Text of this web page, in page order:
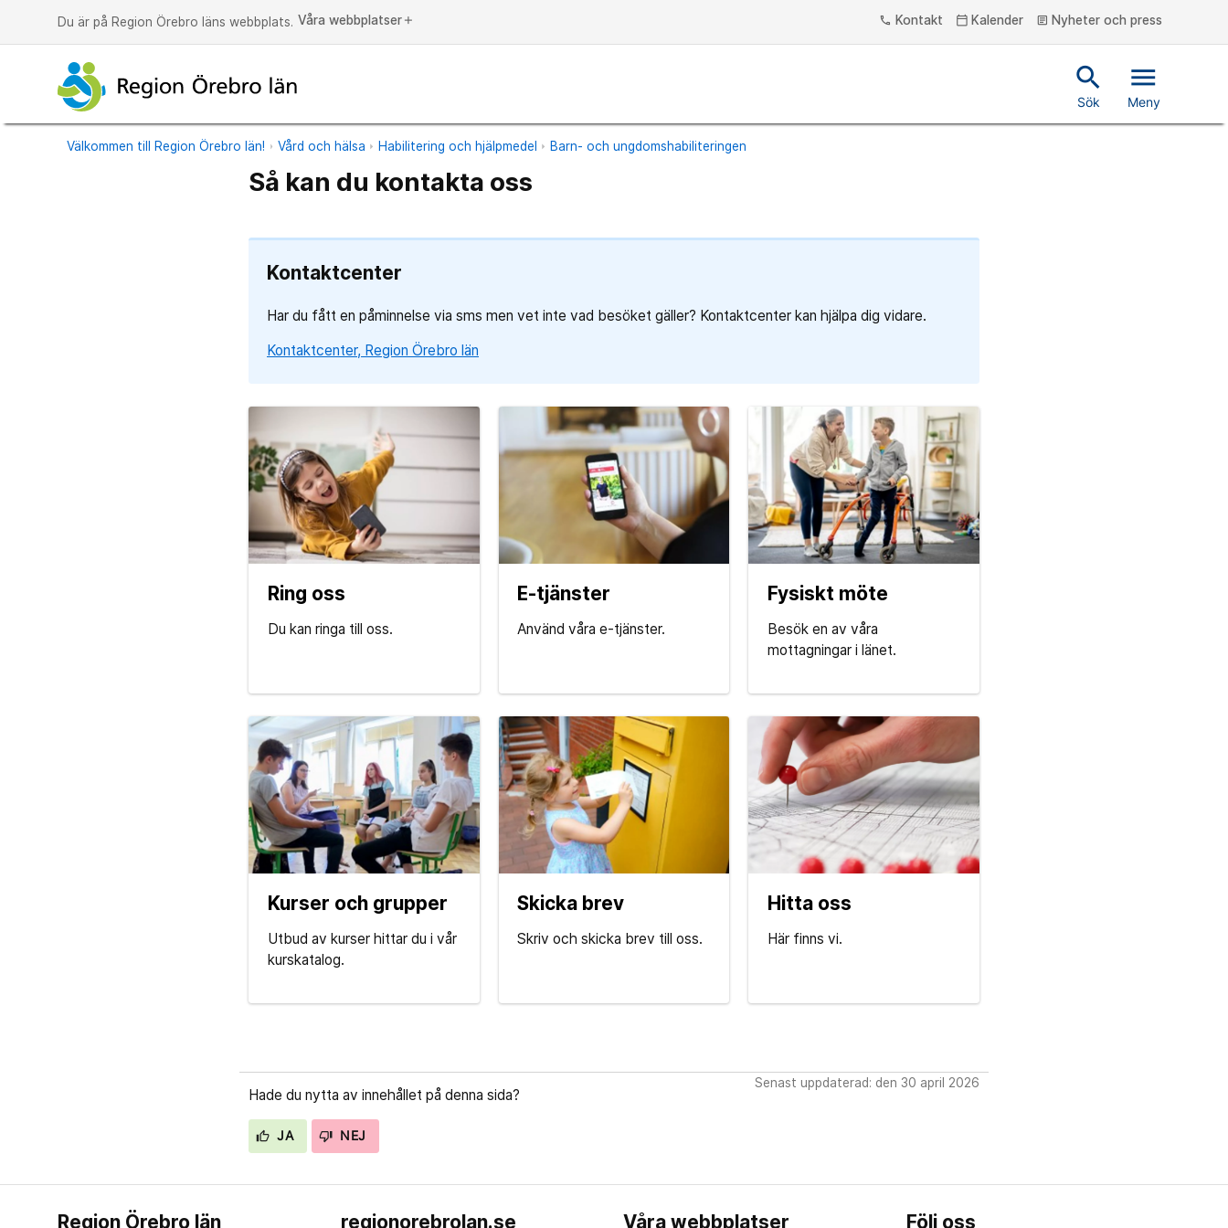
Du är på Region Örebro läns webbplats. Våra webbplatser add phone Kontakt calendar_today Kalender article Nyheter och press
search
Sök
menu
Meny
Välkommen till Region Örebro län! Vård och hälsa Habilitering och hjälpmedel Barn- och ungdomshabiliteringen
Så kan du kontakta oss
Kontaktcenter
Har du fått en påminnelse via sms men vet inte vad besöket gäller? Kontaktcenter kan hjälpa dig vidare.
Kontaktcenter, Region Örebro län
Ring oss
Du kan ringa till oss.
E-tjänster
Använd våra e-tjänster.
Fysiskt möte
Besök en av våra
mottagningar i länet.
Kurser och grupper
Utbud av kurser hittar du i vår
kurskatalog.
Skicka brev
Skriv och skicka brev till oss.
Hitta oss
Här finns vi.
Hade du nytta av innehållet på denna sida?
JA NEJ
Senast uppdaterad: den 30 april 2026
Region Örebro län regionorebrolan.se Våra webbplatser Följ oss